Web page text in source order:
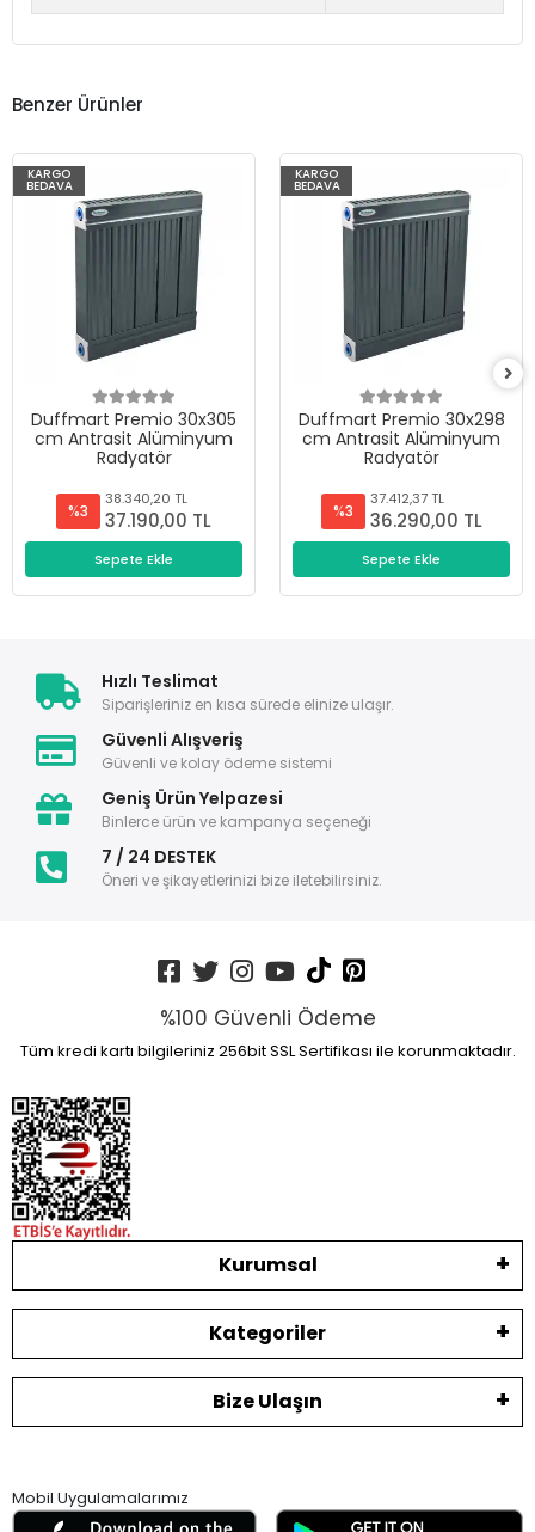
Benzer Ürünler
KARGO
BEDAVA
Duffmart Premio 30x305
cm Antrasit Alüminyum
Radyatör
%3
38.340,20 TL
37.190,00 TL
Sepete Ekle
KARGO
BEDAVA
Duffmart Premio 30x298
cm Antrasit Alüminyum
Radyatör
%3
37.412,37 TL
36.290,00 TL
Sepete Ekle
Hızlı Teslimat
Siparişleriniz en kısa sürede elinize ulaşır.
Güvenli Alışveriş
Güvenli ve kolay ödeme sistemi
Geniş Ürün Yelpazesi
Binlerce ürün ve kampanya seçeneği
7 / 24 DESTEK
Öneri ve şikayetlerinizi bize iletebilirsiniz.
%100 Güvenli Ödeme
Tüm kredi kartı bilgileriniz 256bit SSL Sertifikası ile korunmaktadır.
Kurumsal
Kategoriler
Bize Ulaşın
Mobil Uygulamalarımız